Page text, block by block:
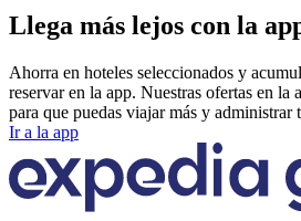
Llega más lejos con la
Ahorra en hoteles seleccionados y
reservar en la app. Nuestras ofertas en la
para que puedas viajar más y administrar
Ir a la app